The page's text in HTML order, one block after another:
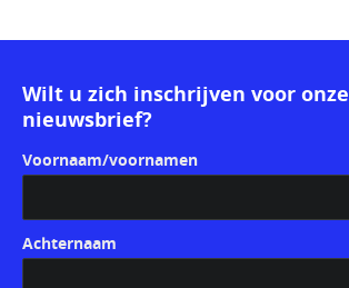
Wilt u zich inschrijven voor onze
nieuwsbrief?
Voornaam/voornamen
Achternaam